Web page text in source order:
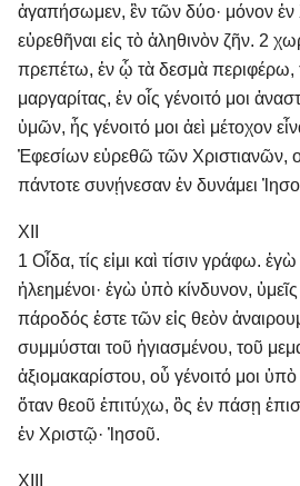
ἀγαπήσωμεν, ἓν τῶν δύο· μόνον ἐν
εὑρεθῆναι εἰς τὸ ἀληθινὸν ζῆν. 2
πρεπέτω, ἐν ᾧ τὰ δεσμὰ περιφέρω,
μαργαρίτας, ἐν οἷς γένοιτό μοι
ὑμῶν, ἧς γένοιτό μοι ἀεὶ μέτοχον
Ἐφεσίων εὑρεθῶ τῶν Χριστιανῶν,
πάντοτε συνῄνεσαν ἐν δυνάμει
XII
1 Οἶδα, τίς εἰμι καὶ τίσιν γράφω.
ἠλεημένοι· ἐγὼ ὑπὸ κίνδυνον, ὑμεῖς
πάροδός ἐστε τῶν εἰς θεὸν
συμμύσται τοῦ ἡγιασμένου, τοῦ
ἀξιομακαρίστου, οὗ γένοιτό μοι ὑπὸ
ὅταν θεοῦ ἐπιτύχω, ὃς ἐν πάσῃ
ἐν Χριστῷ· Ἰησοῦ.
XIII